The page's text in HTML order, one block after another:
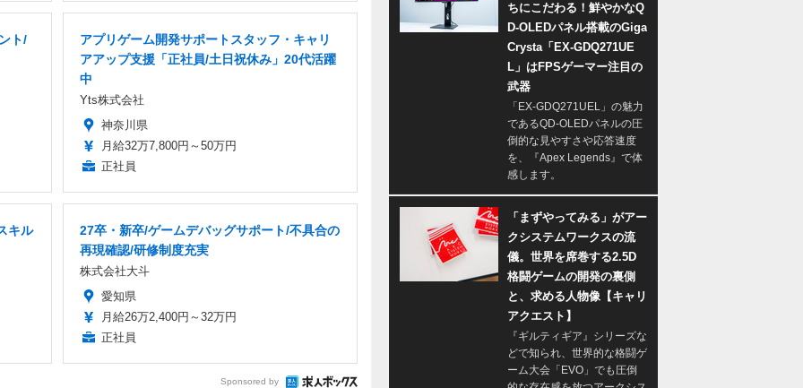
ト/
アプリゲーム開発サポートスタッフ・キャリ
アアップ支援「正社員/土日祝休み」20代活躍
中
Yts株式会社
神奈川県
月給32万7,800円～50万円
正社員
キル
27卒・新卒/ゲームデバッグサポート/不具合の
再現確認/研修制度充実
株式会社大斗
愛知県
月給26万2,400円～32万円
正社員
Sponsored by
ちにこだわる！鮮やかなQ
D-OLEDパネル搭載のGiga
Crysta「EX-GDQ271UE
L」はFPSゲーマー注目の
武器
「EX-GDQ271UEL」の魅力
であるQD-OLEDパネルの圧
倒的な見やすさや応答速度
を、『Apex Legends』で体
感します。
「まずやってみる」がアー
クシステムワークスの流
儀。世界を席巻する2.5D
格闘ゲームの開発の裏側
と、求める人物像【キャリ
アクエスト】
『ギルティギア』シリーズな
どで知られ、世界的な格闘ゲ
ーム大会「EVO」でも圧倒